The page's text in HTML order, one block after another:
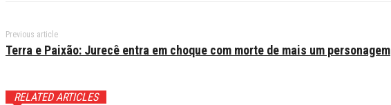
Previous article
Terra e Paixão: Jurecê entra em choque com morte de mais um personagem
RELATED ARTICLES